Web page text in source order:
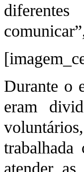
Durante o
eram